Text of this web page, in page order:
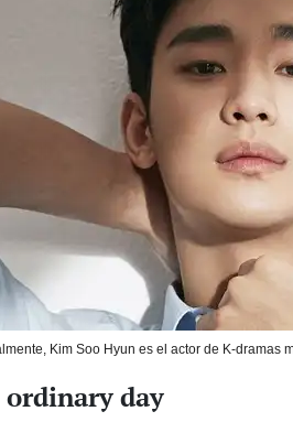
Kim Soo Hyun es el actor de K-dramas
ordinary day